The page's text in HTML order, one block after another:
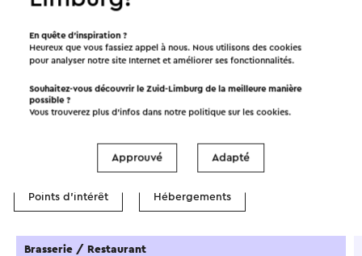
Afficher les filtres
Dans la région
Attractions
Points d'intérêt Hébergements
Brasserie / Restaurant
En quête d’inspiration ?
Heureux que vous fassiez appel à nous. Nous utilisons des cookies
pour analyser notre site Internet et améliorer ses fonctionnalités.
Souhaitez-vous découvrir le Zuid-Limburg de la meilleure manière
possible ?
Vous trouverez plus d’infos dans notre politique sur lescookies.
Approuvé Adapté